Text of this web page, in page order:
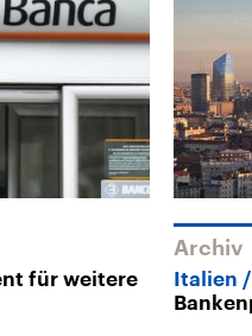
für weitere
Archiv
Italien